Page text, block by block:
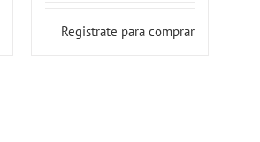
Registrate para comprar